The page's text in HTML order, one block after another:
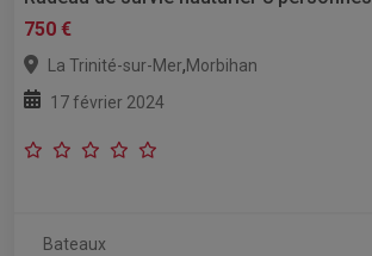
750 €
La Trinité-sur-Mer,Morbihan
17 février 2024
Bateaux